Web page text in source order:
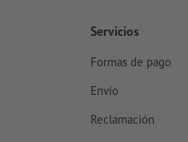
Servicios
Formas de pago
Envío
Reclamación